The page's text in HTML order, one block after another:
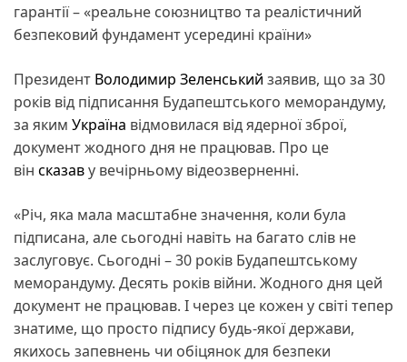
гарантії – «реальне союзництво та реалістичний
безпековий фундамент усередині країни»
Президент Володимир Зеленський заявив, що за 30
років від підписання Будапештського меморандуму,
за яким Україна відмовилася від ядерної зброї,
документ жодного дня не працював. Про це
він сказаву вечірньому відеозверненні.
«Річ, яка мала масштабне значення, коли була
підписана, але сьогодні навіть на багато слів не
заслуговує. Сьогодні – 30 років Будапештському
меморандуму. Десять років війни. Жодного дня цей
документ не працював. І через це кожен у світі тепер
знатиме, що просто підпису будь-якої держави,
якихось запевнень чи обіцянок для безпеки